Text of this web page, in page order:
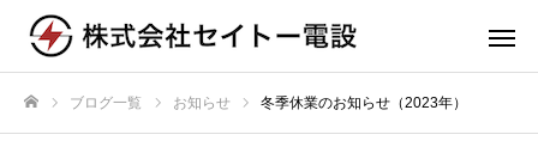
ブログ一覧 お知らせ 冬季休業のお知らせ（2023年）